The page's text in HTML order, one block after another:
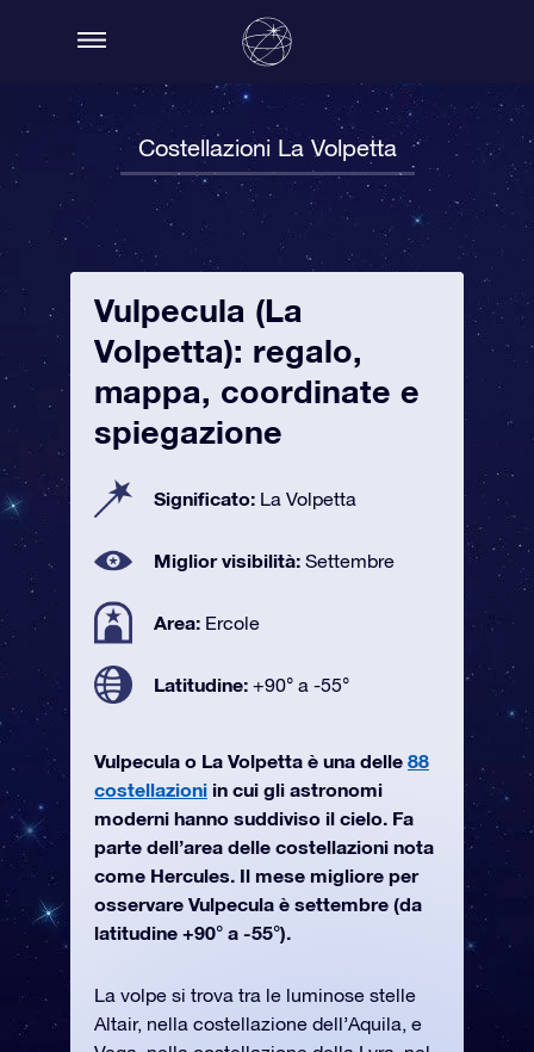
Costellazioni La Volpetta
Vulpecula (La
Volpetta): regalo,
mappa, coordinate e
spiegazione
Significato: La Volpetta
Miglior visibilità: Settembre
Area: Ercole
Latitudine: +90° a -55°
Vulpecula o La Volpetta è una delle 88
costellazioni in cui gli astronomi
moderni hanno suddiviso il cielo. Fa
parte dell’area delle costellazioni nota
come Hercules. Il mese migliore per
osservare Vulpecula è settembre (da
latitudine +90° a -55°).
La volpe si trova tra le luminose stelle
Altair, nella costellazione dell’Aquila, e